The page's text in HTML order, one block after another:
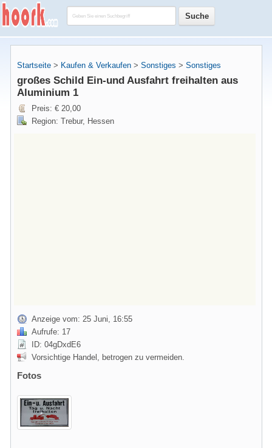
Startseite > Kaufen & Verkaufen > Sonstiges > Sonstiges
großes Schild Ein-und Ausfahrt freihalten aus
Aluminium 1
Preis: € 20,00
Region: Trebur, Hessen
Anzeige vom: 25 Juni, 16:55
Aufrufe: 17
ID: 04gDxdE6
Vorsichtige Handel, betrogen zu vermeiden.
Fotos